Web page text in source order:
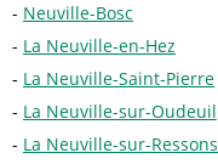
Neuville-Bosc
La Neuville-en-Hez
La Neuville-Saint-Pierre
La Neuville-sur-Oudeuil
La Neuville-sur-Ressons